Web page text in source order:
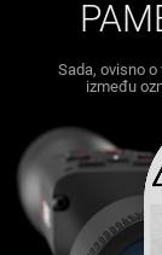
Sada, ovisno
između